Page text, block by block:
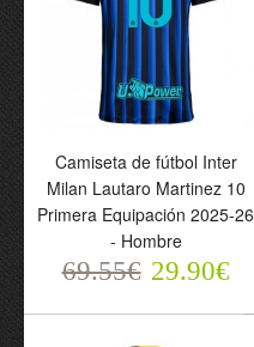
Camiseta de fútbol Inter
Milan Lautaro Martinez
10 Segunda Equipación
2025-26 - Hombre
69.55€ 29.90€
Camiseta de fútbol Inter
Milan Lautaro Martinez 10
Primera Equipación 2025-26
- Hombre
69.55€ 29.90€